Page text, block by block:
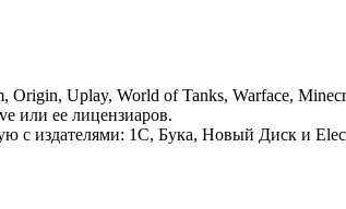
Uplay, World of Tanks, Warface,
или ее лицензиаров.
с издателями: 1С, Бука, Новый Диск и